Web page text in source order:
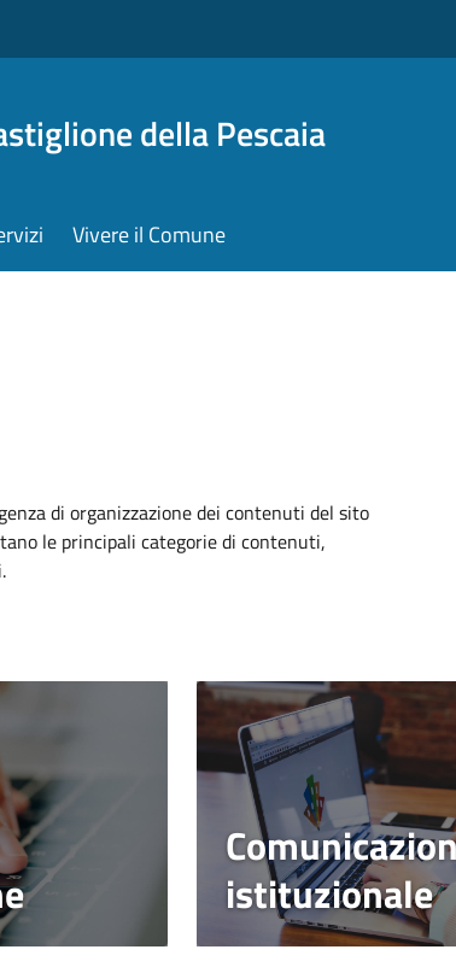
della Pescaia
Vivere il Comune
di organizzazione dei contenuti del sito
le principali categorie di contenuti,
istituzionale